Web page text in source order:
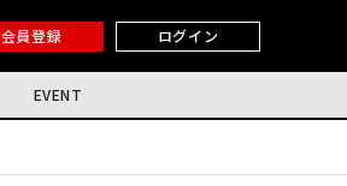
会員登録 ログイン
EVENT